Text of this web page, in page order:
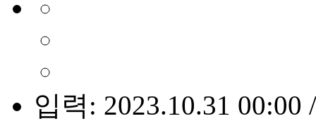
입력: 2023.10.31 00:00